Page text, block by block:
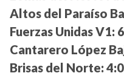
Altos del Paraíso
Fuerzas Unidas V1:
Cantarero López
Brisas del Norte: